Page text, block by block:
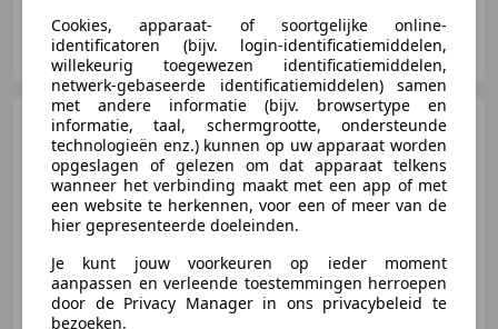
Luitjes Car Company
NL-1641 LD SPIERDIJK
Skoda Kodiaq1.5 TSI
Business Edition 7pers.
DSG7|Camera|18''|N
€ 27.500
Cookies, apparaat- of soortgelijke online-
identificatoren (bijv. login-identificatiemiddelen,
willekeurig toegewezen identificatiemiddelen,
netwerk-gebaseerde identificatiemiddelen) samen
met andere informatie (bijv. browsertype en
informatie, taal, schermgrootte, ondersteunde
technologieën enz.) kunnen op uw apparaat worden
opgeslagen of gelezen om dat apparaat telkens
wanneer het verbinding maakt met een app of met
een website te herkennen, voor een of meer van de
hier gepresenteerde doeleinden.
Je kunt jouw voorkeuren op ieder moment
aanpassen en verleende toestemmingen herroepen
door de Privacy Manager in ons privacybeleid te
bezoeken.